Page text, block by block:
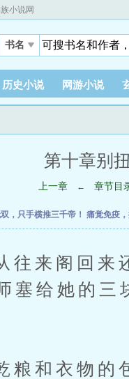
小说网
书名
历史小说 网游小说
第十章别
上一章 ← 章节目
，只手横推三千帝！ 痛觉免疫
阁回来还
塞给她的三
衣物的包